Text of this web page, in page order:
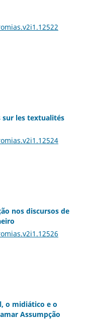
sur les textualités
nos discursos de
o midiático e o
Assumpção